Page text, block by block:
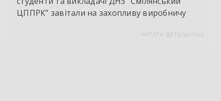
ЦППРК” завітали на захопливу виробничу
НВК “Лідер”. Світлі кахлі, інноваційнеЧитати детальніше